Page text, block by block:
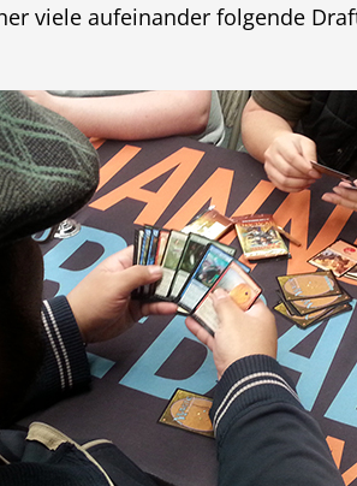
viele aufeinander folgende